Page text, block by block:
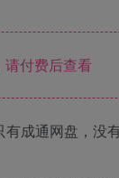
付费后查看
成通网盘，没